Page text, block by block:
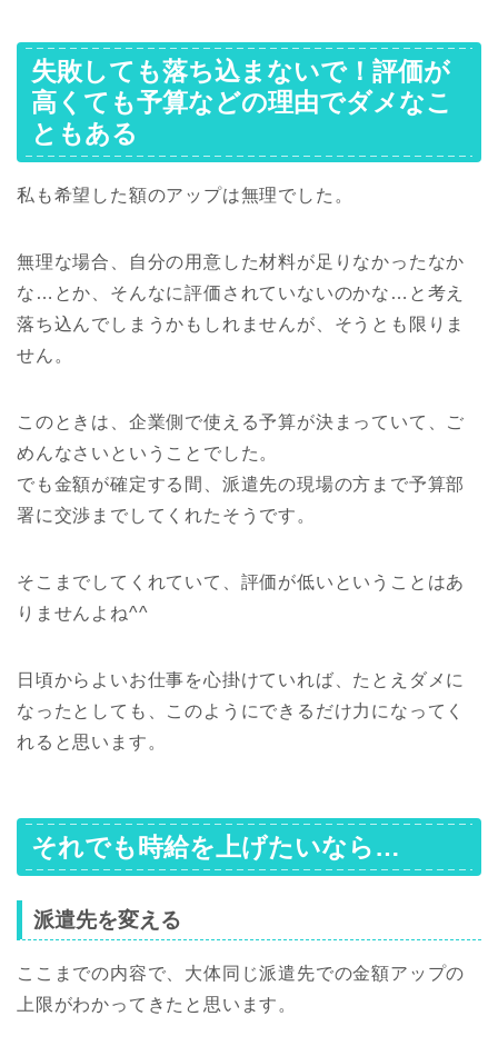
失敗しても落ち込まないで！評価が
高くても予算などの理由でダメなこ
ともある
私も希望した額のアップは無理でした。
無理な場合、自分の用意した材料が足りなかったなか
な…とか、そんなに評価されていないのかな…と考え
落ち込んでしまうかもしれませんが、そうとも限りま
せん。
このときは、企業側で使える予算が決まっていて、ご
めんなさいということでした。
でも金額が確定する間、派遣先の現場の方まで予算部
署に交渉までしてくれたそうです。
そこまでしてくれていて、評価が低いということはあ
りませんよね^^
日頃からよいお仕事を心掛けていれば、たとえダメに
なったとしても、このようにできるだけ力になってく
れると思います。
それでも時給を上げたいなら…
派遣先を変える
ここまでの内容で、大体同じ派遣先での金額アップの
上限がわかってきたと思います。